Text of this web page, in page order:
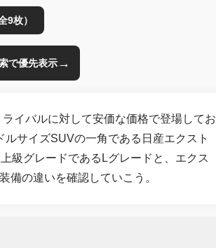
9枚）
で優先表示→
イバルに対して安価な価格で登場してお
サイズSUVの一角である日産エクスト
級グレードであるLグレードと、エクス
備の違いを確認していこう。